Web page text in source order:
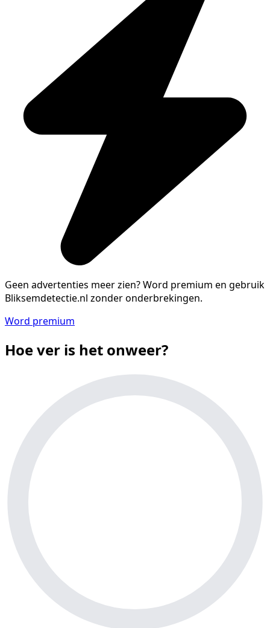
Geen advertenties meer zien?Word premium en gebruik
Bliksemdetectie.nl zonder onderbrekingen.
Word premium
Hoe ver is het onweer?